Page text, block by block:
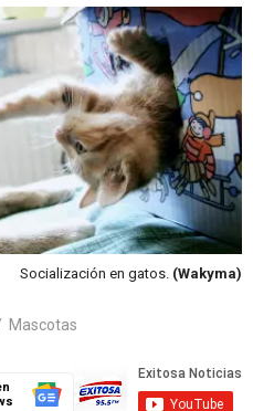
Socialización en gatos. (Wakyma)
Mascotas